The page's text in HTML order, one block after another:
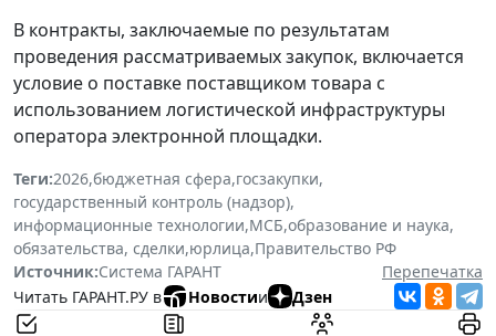
В контракты, заключаемые по результатам
проведения рассматриваемых закупок, включается
условие о поставке поставщиком товара с
использованием логистической инфраструктуры
оператора электронной площадки.
Теги:2026,бюджетная сфера,госзакупки,
государственный контроль (надзор),
информационные технологии,МСБ,образование и наука,
обязательства, сделки,юрлица,Правительство РФ
Источник:Система ГАРАНТ
Перепечатка
Читать ГАРАНТ.РУ в
Новостии Дзен